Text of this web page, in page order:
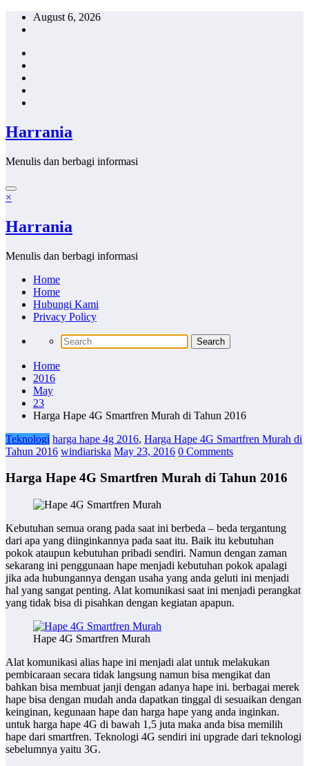
Skip
August 6, 2026
Harrania
Menulis dan berbagi informasi
×
Harrania
Menulis dan berbagi informasi
Home
Home
Hubungi Kami
Privacy Policy
Home
2016
May
23
Harga Hape 4G Smartfren Murah di Tahun 2016
Teknologi harga hape 4g 2016, Harga Hape 4G Smartfren Murah di
Tahun 2016 windiariska May 23, 2016 0 Comments
Harga Hape 4G Smartfren Murah di Tahun 2016
Kebutuhan semua orang pada saat ini berbeda – beda tergantung
dari apa yang diinginkannya pada saat itu. Baik itu kebutuhan
pokok ataupun kebutuhan pribadi sendiri. Namun dengan zaman
sekarang ini penggunaan hape menjadi kebutuhan pokok apalagi
jika ada hubungannya dengan usaha yang anda geluti ini menjadi
hal yang sangat penting. Alat komunikasi saat ini menjadi perangkat
yang tidak bisa di pisahkan dengan kegiatan apapun.
Hape 4G Smartfren Murah
Alat komunikasi alias hape ini menjadi alat untuk melakukan
pembicaraan secara tidak langsung namun bisa mengikat dan
bahkan bisa membuat janji dengan adanya hape ini. berbagai merek
hape bisa dengan mudah anda dapatkan tinggal di sesuaikan dengan
keinginan, kegunaan hape dan harga hape yang anda inginkan.
untuk harga hape 4G di bawah 1,5 juta maka anda bisa memilih
hape dari smartfren. Teknologi 4G sendiri ini upgrade dari teknologi
sebelumnya yaitu 3G.